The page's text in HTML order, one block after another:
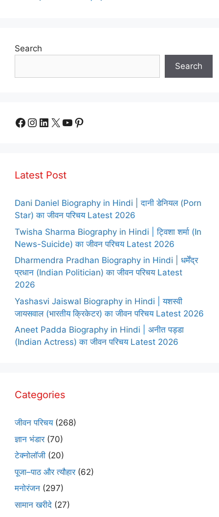
Search
Search
Facebook
Instagram
LinkedIn
X YouTube
Pinterest
Latest Post
Dani Daniel Biography in Hindi | दानी डेनियल (Porn
Star) का जीवन परिचय Latest 2026
Twisha Sharma Biography in Hindi | ट्विशा शर्मा (In
News-Suicide) का जीवन परिचय Latest 2026
Dharmendra Pradhan Biography in Hindi | धर्मेंद्र
प्रधान (Indian Politician) का जीवन परिचय Latest
2026
Yashasvi Jaiswal Biography in Hindi | यशस्वी
जायसवाल (भारतीय क्रिकेटर) का जीवन परिचय Latest 2026
Aneet Padda Biography in Hindi | अनीत पड्डा
(Indian Actress) का जीवन परिचय Latest 2026
Categories
जीवन परिचय(268)
ज्ञान भंडार(70)
टेक्नोलॉजी (20)
पूजा–पाठ और त्यौहार(62)
मनोरंजन (297)
सामान खरीदे (27)